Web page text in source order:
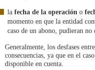
la fecha de la operación o
momento en que la entidad
caso de un abono, pudieran no
Generalmente, los desfases
consecuencias, ya que en el
disponible en cuenta.